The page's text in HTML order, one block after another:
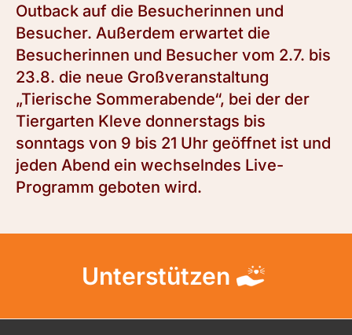
Outback auf die Besucherinnen und
Besucher. Außerdem erwartet die
Besucherinnen und Besucher vom 2.7. bis
23.8. die neue Großveranstaltung
„Tierische Sommerabende“, bei der der
Tiergarten Kleve donnerstags bis
sonntags von 9 bis 21 Uhr geöffnet ist und
jeden Abend ein wechselndes Live-
Programm geboten wird.
Unterstützen